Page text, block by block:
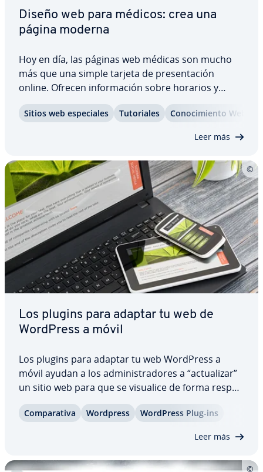
Diseño web para médicos: crea una
página moderna
Hoy en día, las páginas web médicas son mucho
más que una simple tarjeta de pre­se­n­ta­ción
online. Ofrecen in­fo­r­ma­ción sobre horarios y
tiempos de espera, permiten reservar citas,
consultar re­su­l­ta­dos o renovar recetas. Además,
Sitios web es­pe­cia­les Tu­to­ria­les Co­no­ci­mie­n­to Web
Leer más
Los plugins para adaptar tu web de
WordPress a móvil
Los plugins para adaptar tu web WordPress a
móvil ayudan a los ad­mi­ni­s­tra­do­res a “ac­tua­li­zar”
un sitio web para que se visualice de forma re­s­po­
n­si­va en di­s­po­si­ti­vos móviles, como sma­r­t­pho­nes
y tablets, sin tener que modificar la plantilla. ¿Qué
Co­m­pa­ra­ti­va Wordpress WordPress Plug-ins
Leer más